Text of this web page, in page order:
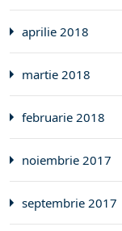
aprilie 2018
martie 2018
februarie 2018
noiembrie 2017
septembrie 2017